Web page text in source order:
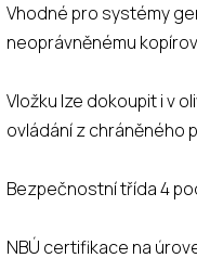
Vhodné pro systémy
neoprávněnému
Vložku lze dokoupit i v
ovládání z chráněného
Bezpečnostní třída 4
NBÚ certifikace na